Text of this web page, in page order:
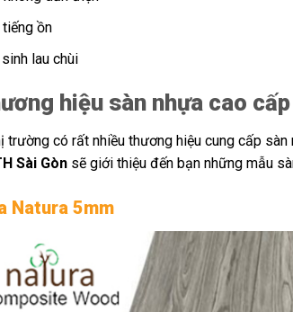
ồn
lau chùi
hiệu sàn nhựa cao
trường có rất nhiều thương hiệu cung cấp
Sài Gòn sẽ giới thiệu đến bạn những mẫu
Natura 5mm